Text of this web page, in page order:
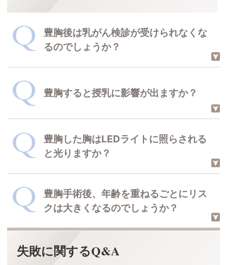
当院ではこれまでに4,300例ほど豊胸
脈麻酔と鎮痛薬で痛みをコントロール
できました。
豊胸後は乳がん検診が受けられなくな
るのでしょうか？
マンモグラフィ検診を断られてしまう
うわけではありません。
回答した医師
THE CLINIC 院長 村田 八千穂
豊胸後の乳がん検診について
豊胸すると授乳に影響が出ますか？
ほとんど影響がないと考えられてきま
したが、充填材を注入する豊胸後に母
乳から菌が出たという報告が上がって
回答した医師
THE CLINIC 院長 村田 八千穂
豊胸した胸はLEDライトに照らされる
と光りますか？
シリコンバッグ豊胸やヒアルロン酸豊
胸をすれば、光りやすくなる可能性は
あります。
ただ脂肪注入豊胸の場合は、ほとんど
光ることはないでしょう。
豊胸手術後、年齢を重ねるごとにリス
クは大きくなるのでしょうか？
シリコンバッグ豊胸などのインプラン
失敗に関するQ&A